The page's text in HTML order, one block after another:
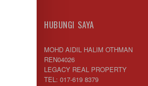
HUBUNGI SAYA
MOHD AIDIL HALIM OTHMAN
REN04026
LEGACY REAL PROPERTY
TEL: 017-619 8379